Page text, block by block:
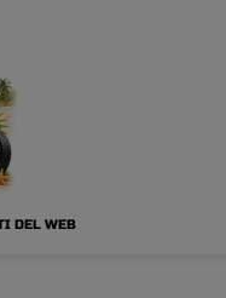
DEL WEB